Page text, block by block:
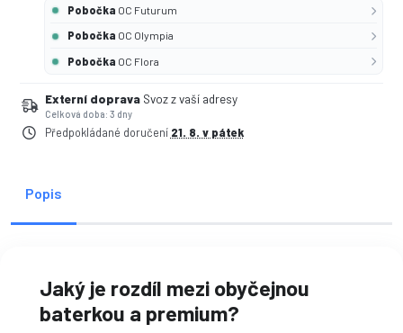
Pobočka OC Futurum
Pobočka OC Olympia
Pobočka OC Flora
Externí doprava Svoz z vaší adresy
Celková doba: 3 dny
Předpokládané doručení 21. 8. v pátek
Popis
Jaký je rozdíl mezi obyčejnou
baterkou a premium?